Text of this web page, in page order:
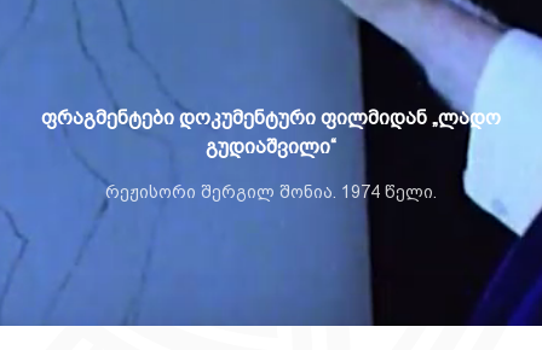
ფრაგმენტები დოკუმენტური ფილმიდან „ლადო
გუდიაშვილი“
რეჟისორი შერგილ შონია. 1974 წელი.